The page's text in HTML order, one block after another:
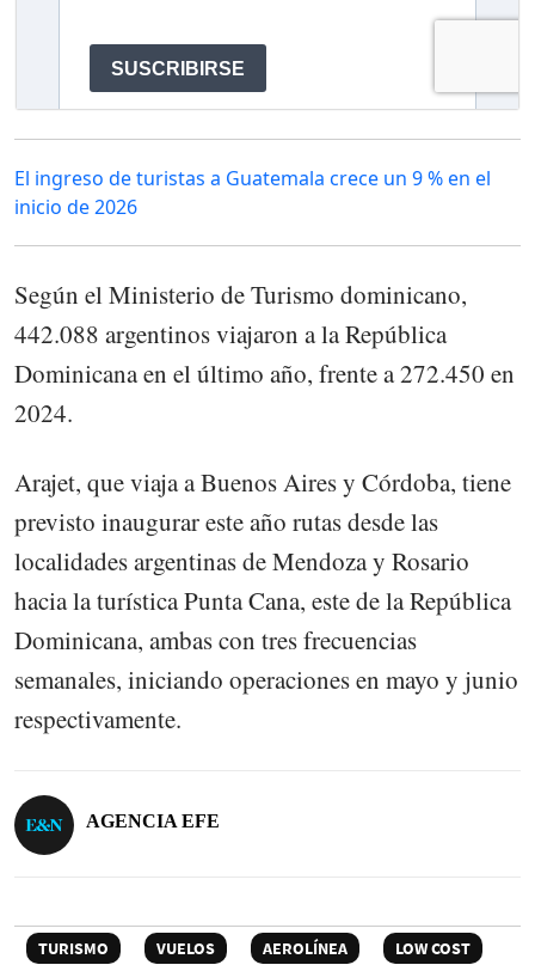
El ingreso de turistas a Guatemala crece un 9 % en el
inicio de 2026
Según el Ministerio de Turismo dominicano,
442.088 argentinos viajaron a la República
Dominicana en el último año, frente a 272.450 en
2024.
Arajet, que viaja a Buenos Aires y Córdoba, tiene
previsto inaugurar este año rutas desde las
localidades argentinas de Mendoza y Rosario
hacia la turística Punta Cana, este de la República
Dominicana, ambas con tres frecuencias
semanales, iniciando operaciones en mayo y junio
respectivamente.
AGENCIA EFE
TURISMO VUELOS AEROLÍNEA
LOW COST